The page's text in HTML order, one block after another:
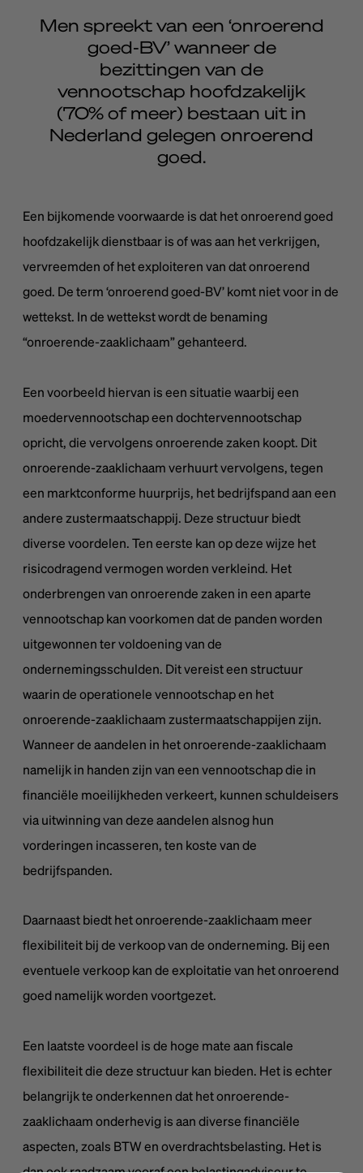
Men spreekt van een ‘onroerend
goed-BV’ wanneer de
bezittingen van de
vennootschap hoofdzakelijk
(70% of meer) bestaan uit in
Nederland gelegen onroerend
goed.
Een bijkomende voorwaarde is dat het onroerend goed
hoofdzakelijk dienstbaar is of was aan het verkrijgen,
vervreemden of het exploiteren van dat onroerend
goed. De term ‘onroerend goed-BV’ komt niet voor in de
wettekst. In de wettekst wordt de benaming
“onroerende-zaaklichaam” gehanteerd.
Een voorbeeld hiervan is een situatie waarbij een
moedervennootschap een dochtervennootschap
opricht, die vervolgens onroerende zaken koopt. Dit
onroerende-zaaklichaam verhuurt vervolgens, tegen
een marktconforme huurprijs, het bedrijfspand aan een
andere zustermaatschappij. Deze structuur biedt
diverse voordelen. Ten eerste kan op deze wijze het
risicodragend vermogen worden verkleind. Het
onderbrengen van onroerende zaken in een aparte
vennootschap kan voorkomen dat de panden worden
uitgewonnen ter voldoening van de
ondernemingsschulden. Dit vereist een structuur
waarin de operationele vennootschap en het
onroerende-zaaklichaam zustermaatschappijen zijn.
Wanneer de aandelen in het onroerende-zaaklichaam
namelijk in handen zijn van een vennootschap die in
financiële moeilijkheden verkeert, kunnen schuldeisers
via uitwinning van deze aandelen alsnog hun
vorderingen incasseren, ten koste van de
bedrijfspanden.
Daarnaast biedt het onroerende-zaaklichaam meer
flexibiliteit bij de verkoop van de onderneming. Bij een
eventuele verkoop kan de exploitatie van het onroerend
goed namelijk worden voortgezet.
Een laatste voordeel is de hoge mate aan fiscale
flexibiliteit die deze structuur kan bieden. Het is echter
belangrijk te onderkennen dat het onroerende-
zaaklichaam onderhevig is aan diverse financiële
aspecten, zoals BTW en overdrachtsbelasting. Het is